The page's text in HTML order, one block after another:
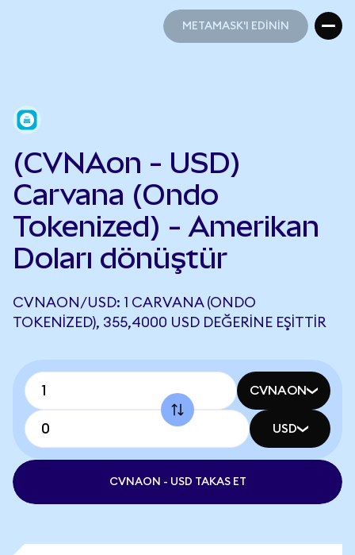
METAMASK'I EDİNİN
(CVNAon - USD)
Carvana (Ondo
Tokenized) - Amerikan
Doları dönüştür
CVNAON/USD: 1 CARVANA (ONDO
TOKENIZED), 355,4000 USD DEĞERINE EŞITTIR
CVNAON
USD
CVNAON - USD TAKAS ET